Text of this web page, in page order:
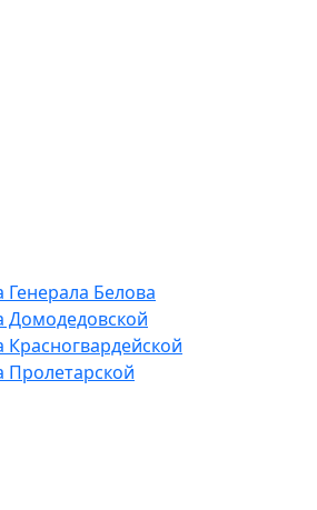
Генерала Белова
Домодедовской
Красногвардейской
Пролетарской